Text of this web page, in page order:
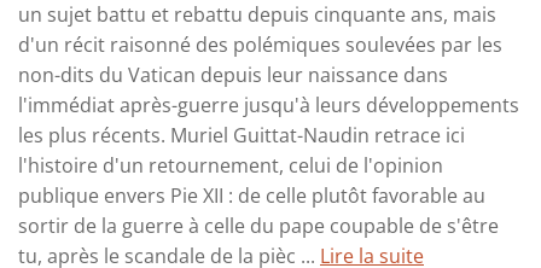
un sujet battu et rebattu depuis cinquante ans, mais
d'un récit raisonné des polémiques soulevées par les
non-dits du Vatican depuis leur naissance dans
l'immédiat après-guerre jusqu'à leurs développements
les plus récents. Muriel Guittat-Naudin retrace ici
l'histoire d'un retournement, celui de l'opinion
publique envers Pie XII : de celle plutôt favorable au
sortir de la guerre à celle du pape coupable de s'être
tu, après le scandale de la pièc ... Lire la suite